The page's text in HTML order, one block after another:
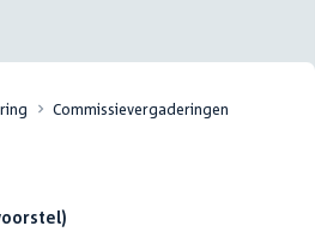
Commissievergaderingen